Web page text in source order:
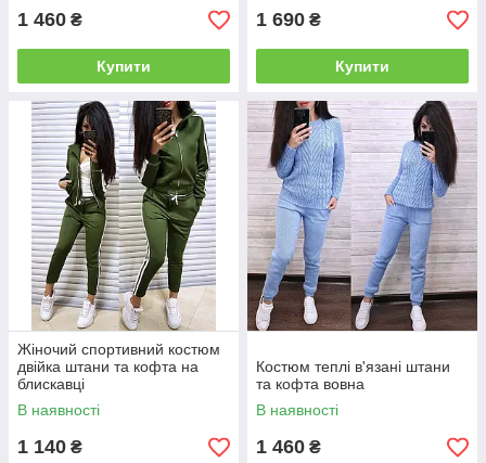
1 460 ₴
Купити
1 690 ₴
Купити
Жіночий спортивний костюм
двійка штани та кофта на
блискавці
В наявності
1 140 ₴
Костюм теплі в'язані штани
та кофта вовна
В наявності
1 460 ₴